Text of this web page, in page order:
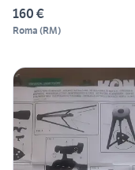
160 €
Roma (RM)